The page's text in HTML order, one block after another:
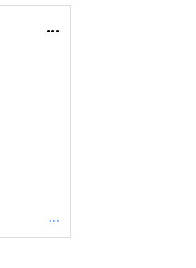
...
...